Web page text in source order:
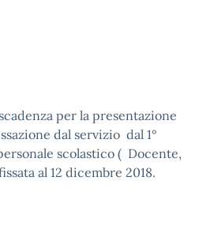
per la presentazione
dal servizio dal 1°
scolastico ( Docente,
al 12 dicembre 2018.